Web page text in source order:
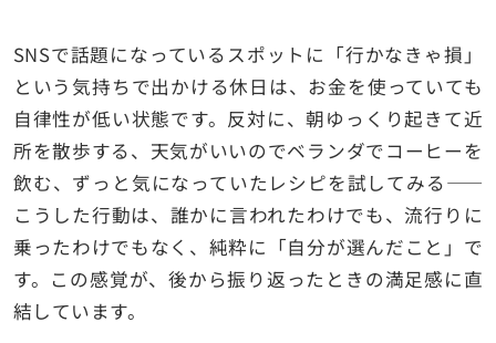
SNSで話題になっているスポットに「行かなきゃ損」
という気持ちで出かける休日は、お金を使っていても
自律性が低い状態です。反対に、朝ゆっくり起きて近
所を散歩する、天気がいいのでベランダでコーヒーを
飲む、ずっと気になっていたレシピを試してみる——
こうした行動は、誰かに言われたわけでも、流行りに
乗ったわけでもなく、純粋に「自分が選んだこと」で
す。この感覚が、後から振り返ったときの満足感に直
結しています。